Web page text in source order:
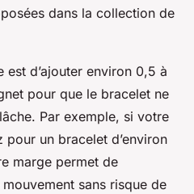
dans la collection de
est d’ajouter environ 0,5 à
pour que le bracelet ne
Par exemple, si votre
un bracelet d’environ
marge permet de
sans risque de